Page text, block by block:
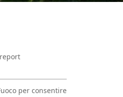
per consentire